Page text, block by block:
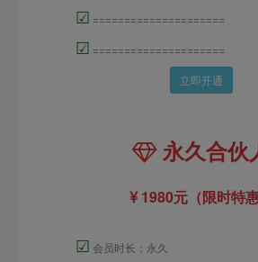
☑ =====================
☑ =====================
立即开通
永久合伙
1980元（限时特惠
☑ 会员时长：永久